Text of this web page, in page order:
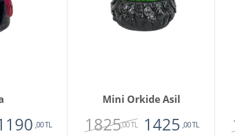
,00 TL
Mini Orkide Asil
1825,00 TL 1425 ,00 TL